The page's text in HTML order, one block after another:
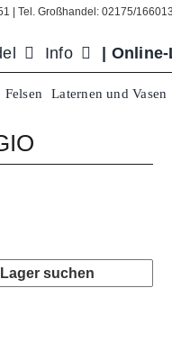
| Tel. Großhandel: 02175/
Info |
Felsen Laternen und Vasen
suchen